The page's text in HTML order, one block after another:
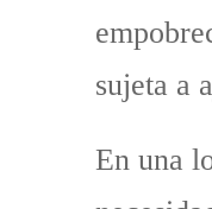
sujeta a
En una